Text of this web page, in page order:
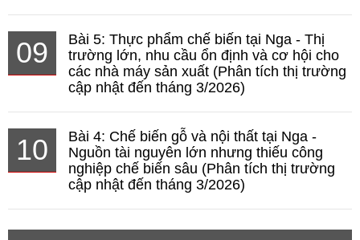
09
Bài 5: Thực phẩm chế biến tại Nga - Thị
trường lớn, nhu cầu ổn định và cơ hội cho
các nhà máy sản xuất (Phân tích thị trường
cập nhật đến tháng 3/2026)
10
Bài 4: Chế biến gỗ và nội thất tại Nga -
Nguồn tài nguyên lớn nhưng thiếu công
nghiệp chế biến sâu (Phân tích thị trường
cập nhật đến tháng 3/2026)